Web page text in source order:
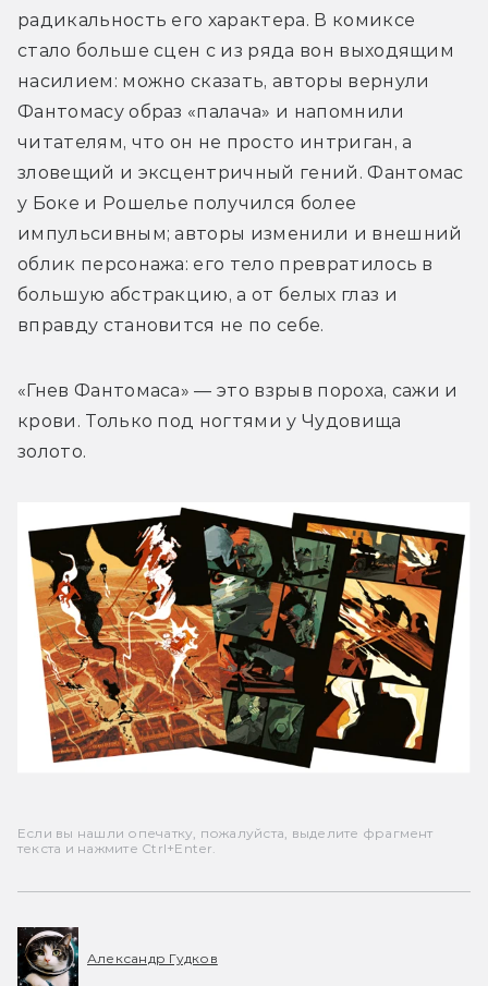
радикальность его характера. В комиксе
стало больше сцен с из ряда вон выходящим
насилием: можно сказать, авторы вернули
Фантомасу образ «палача» и напомнили
читателям, что он не просто интриган, а
зловещий и эксцентричный гений. Фантомас
у Боке и Рошелье получился более
импульсивным; авторы изменили и внешний
облик персонажа: его тело превратилось в
большую абстракцию, а от белых глаз и
вправду становится не по себе.
«Гнев Фантомаса» — это взрыв пороха, сажи и
крови. Только под ногтями у Чудовища
золото.
Если вы нашли опечатку, пожалуйста, выделите фрагмент
текста и нажмите Ctrl+Enter.
Александр Гудков